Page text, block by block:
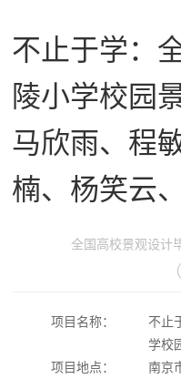
不止于学：
陵小学校园
马欣雨、程
楠、杨笑云
全国高校景观设计
项目名称：
不止
学校
项目地点：
南京